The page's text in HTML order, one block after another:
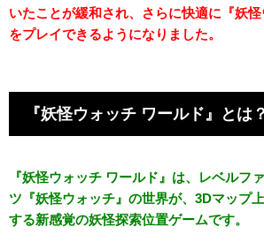
いたことが緩和され、さらに快適に『妖怪
をプレイできるようになりました。
『妖怪ウォッチ ワールド』とは？
『妖怪ウォッチ ワールド』は、レベルフ
ツ『妖怪ウォッチ』の世界が、3Dマップ
する新感覚の妖怪探索位置ゲームです。